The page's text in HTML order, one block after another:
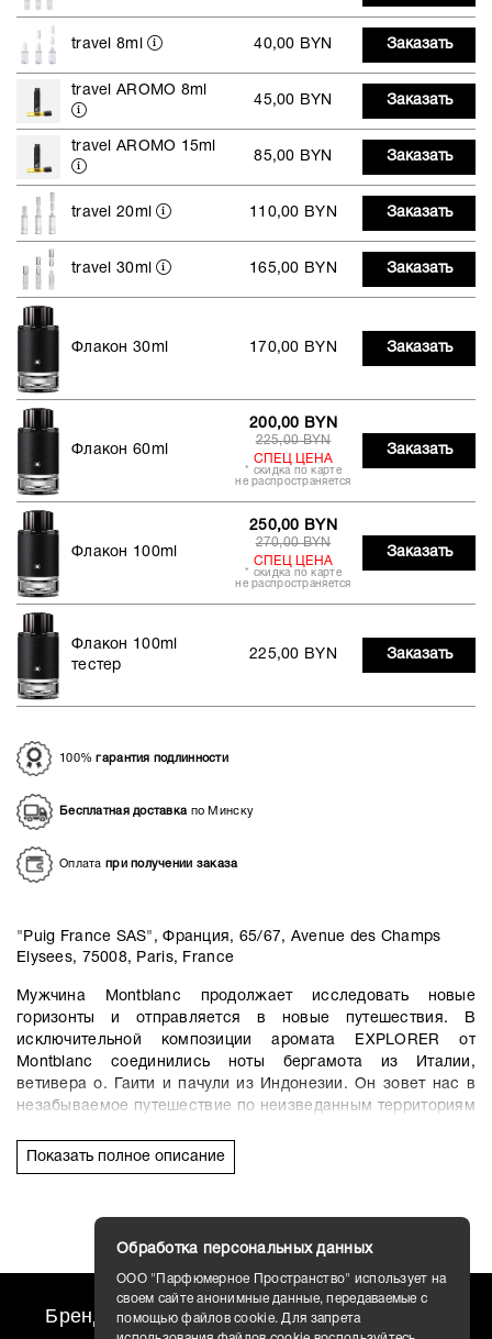
travel 8ml 40,00 BYN Заказать
travel AROMO 8ml
45,00 BYN Заказать
travel AROMO 15ml
85,00 BYN Заказать
travel 20ml 110,00 BYN Заказать
travel 30ml 165,00 BYN Заказать
Флакон 30ml 170,00 BYN Заказать
Флакон 60ml
200,00 BYN
225,00 BYN
СПЕЦ ЦЕНА
* скидка по карте
не распространяется
Заказать
Флакон 100ml
250,00 BYN
270,00 BYN
СПЕЦ ЦЕНА
* скидка по карте
не распространяется
Заказать
Флакон 100ml
тестер
225,00 BYN Заказать
100%гарантия подлинности
Бесплатная доставкапо Минску
Оплата при получении заказа
"Puig France SAS", Франция, 65/67, Avenue des Champs
Elysees, 75008, Paris, France
Мужчина Montblanc продолжает исследовать новые
горизонты и отправляется в новые путешествия. В
исключительной композиции аромата EXPLORER от
Montblanc соединились ноты бергамота из Италии,
ветивера о. Гаити и пачули из Индонезии. Он зовет нас в
незабываемое путешествие по неизведанным территориям
Начальные ноты «взрываются» итальянским бергамотом,
раскрывая яркую, энергичную и оптимистичную грань
интенсивными свежими гранями вызывает мгновенное
желание совершить путешествие на Юг. Затем бергамот
вступает в диалог с мужественными нотами мускатного
шалфея и пряного розового перца, и все ингредиенты
раскрывают в этом диалоге свой характер.
Ноты «сердца» переносят нас в самую отдаленную часть
Показать полное описание
Бренды travel AROMO
Обработка персональных данных
ООО "Парфюмерное Пространство" использует на
своем сайте анонимные данные, передаваемые с
помощью файлов cookie. Для запрета